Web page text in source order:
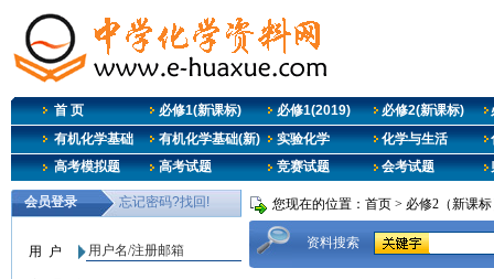
首 页 必修1(新课标) 必修1(2019) 必修2(新课标)
有机化学基础
有机化学基础(新) 实验化学 化学与生活
高考模拟题
高考试题 竞赛试题 会考试题
您现在的位置： 首页 > 必修2（新课
资料搜索